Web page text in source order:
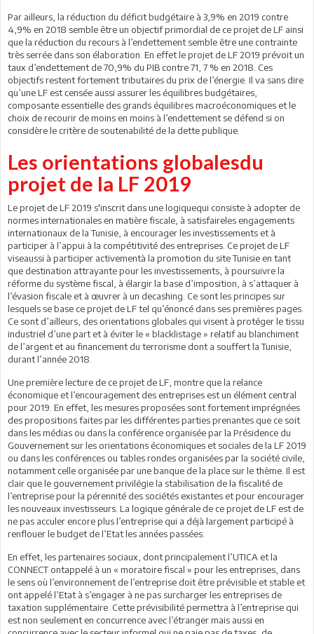
Par ailleurs, la réduction du déficit budgétaire à 3,9% en 2019 contre
4,9% en 2018 semble être un objectif primordial de ce projet de LF ainsi
que la réduction du recours à l’endettement semble être une contrainte
très serrée dans son élaboration. En effet le projet de LF 2019 prévoit un
taux d’endettement de 70,9% du PIB contre 71, 7 % en 2018. Ces
objectifs restent fortement tributaires du prix de l’énergie. Il va sans dire
qu’une LF est censée aussi assurer les équilibres budgétaires,
composante essentielle des grands équilibres macroéconomiques et le
choix de recourir de moins en moins à l’endettement se défend si on
considère le critère de soutenabilité de la dette publique.
Les orientations globalesdu
projet de la LF 2019
Le projet de LF 2019 s'inscrit dans une logiquequi consiste à adopter de
normes internationales en matière fiscale, à satisfaireles engagements
internationaux de la Tunisie, à encourager les investissements et à
participer à l’appui à la compétitivité des entreprises. Ce projet de LF
viseaussi à participer activementà la promotion du site Tunisie en tant
que destination attrayante pour les investissements, à poursuivre la
réforme du système fiscal, à élargir la base d’imposition, à s’attaquer à
l’évasion fiscale et à œuvrer à un decashing. Ce sont les principes sur
lesquels se base ce projet de LF tel qu’énoncé dans ses premières pages.
Ce sont d’ailleurs, des orientations globales qui visent à protéger le tissu
industriel d’une part et à éviter le « blacklistage » relatif au blanchiment
de l’argent et au financement du terrorisme dont a souffert la Tunisie,
durant l’année 2018.
Une première lecture de ce projet de LF, montre que la relance
économique et l’encouragement des entreprises est un élément central
pour 2019. En effet, les mesures proposées sont fortement imprégnées
des propositions faites par les différentes parties prenantes que ce soit
dans les médias ou dans la conférence organisée par la Présidence du
Gouvernement sur les orientations économiques et sociales de la LF 2019
ou dans les conférences ou tables rondes organisées par la société civile,
notamment celle organisée par une banque de la place sur le thème. Il est
clair que le gouvernement privilégie la stabilisation de la fiscalité de
l’entreprise pour la pérennité des sociétés existantes et pour encourager
les nouveaux investisseurs. La logique générale de ce projet de LF est de
ne pas acculer encore plus l’entreprise qui a déjà largement participé à
renflouer le budget de l’Etat les années passées.
En effet, les partenaires sociaux, dont principalement l’UTICA et la
CONNECT ontappelé à un « moratoire fiscal » pour les entreprises, dans
le sens où l’environnement de l’entreprise doit être prévisible et stable et
ont appelé l’Etat à s’engager à ne pas surcharger les entreprises de
taxation supplémentaire. Cette prévisibilité permettra à l’entreprise qui
est non seulement en concurrence avec l’étranger mais aussi en